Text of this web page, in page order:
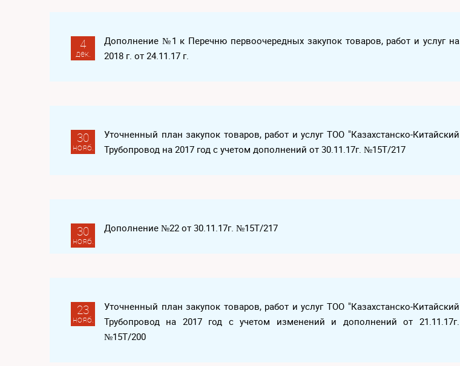
4
дек.
Дополнение №1 к Перечню первоочередных закупок товаров, работ и услуг на
2018 г. от 24.11.17 г.
30
нояб.
Уточненный план закупок товаров, работ и услуг ТОО "Казахстанско-Китайский
Трубопровод на 2017 год с учетом дополнений от 30.11.17г. №15Т/217
30
нояб.
Дополнение №22 от 30.11.17г. №15Т/217
23
нояб.
Уточненный план закупок товаров, работ и услуг ТОО "Казахстанско-Китайский
Трубопровод на 2017 год с учетом изменений и дополнений от 21.11.17г.
№15Т/200